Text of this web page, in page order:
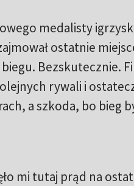
medalisty
ostatnie
Bezskutecznie.
rywali i
a szkoda, bo bieg
mi tutaj prąd na